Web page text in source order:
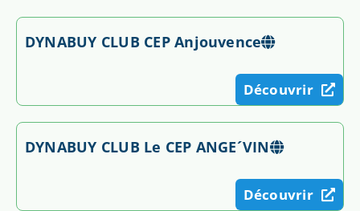
DYNABUY CLUB CEP Anjouvence
Découvrir
DYNABUY CLUB Le CEP ANGE´VIN
Découvrir